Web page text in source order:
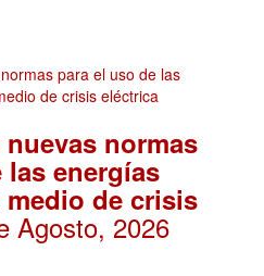
normas
las energías
medio de crisis
Agosto, 2026